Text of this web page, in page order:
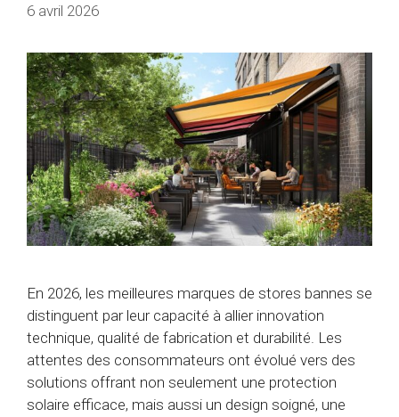
6 avril 2026
En 2026, les meilleures marques de stores bannes se
distinguent par leur capacité à allier innovation
technique, qualité de fabrication et durabilité. Les
attentes des consommateurs ont évolué vers des
solutions offrant non seulement une protection
solaire efficace, mais aussi un design soigné, une